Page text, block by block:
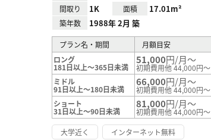
間取り 1K 面積 17.01m²
築年数 1988年 2月 築
プラン名・期間
月額目安
ロング
181日以上～365日未満
51,000円/月～
初期費用他 44,000円～
ミドル
91日以上～180日未満
66,000円/月～
初期費用他 44,000円～
ショート
31日以上～90日未満
81,000円/月～
初期費用他 44,000円～
大学近く
インターネット無料